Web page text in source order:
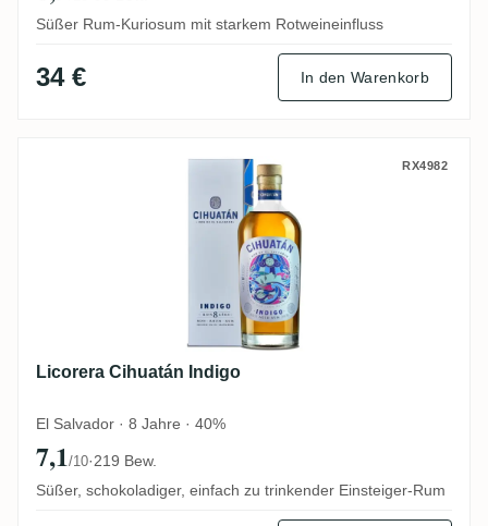
Süßer Rum-Kuriosum mit starkem Rotweineinfluss
34 € In den Warenkorb
Licorera Cihuatán Indigo RX4982
Licorera Cihuatán Indigo
El Salvador · 8 Jahre · 40%
7,1/10·219 Bew.
Süßer, schokoladiger, einfach zu trinkender Einsteiger-Rum